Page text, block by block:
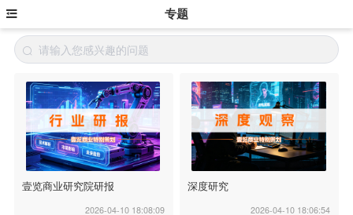
专题
壹览商业研究院研报
2026-04-10 18:08:09
深度研究
2026-04-10 18:06:54